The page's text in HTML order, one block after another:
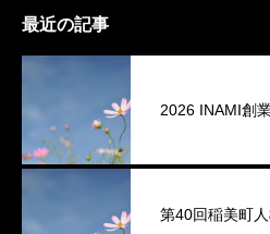
最近の記事
2026 INAMI創
第40回稲美町